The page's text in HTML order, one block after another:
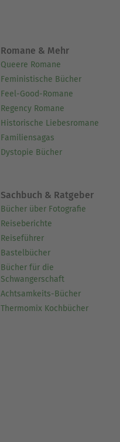
Romane & Mehr
Queere Romane
Feministische Bücher
Feel-Good-Romane
Regency Romane
Historische Liebesromane
Familiensagas
Dystopie Bücher
Sachbuch & Ratgeber
Bücher über Fotografie
Reiseberichte
Reiseführer
Bastelbücher
Bücher für die
Schwangerschaft
Achtsamkeits-Bücher
Thermomix Kochbücher